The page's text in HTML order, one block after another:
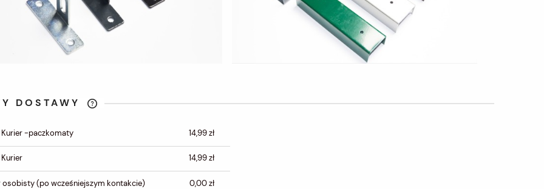
DOSTAWY
CENA NIE ZAWIERA
-paczkomaty 14,99 zł
14,99 zł
osobisty(po wcześniejszym kontakcie) 0,00 zł